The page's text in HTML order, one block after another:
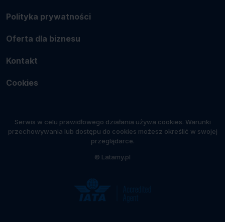
Polityka prywatności
Oferta dla biznesu
Kontakt
Cookies
Serwis w celu prawidłowego działania używa cookies. Warunki
przechowywania lub dostępu do cookies możesz określić w swojej
przeglądarce.
© Latamy.pl